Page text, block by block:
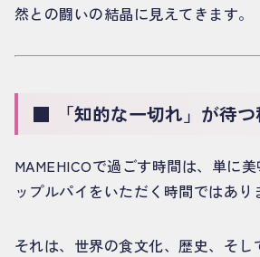
然との闘いの結晶に見えてきます。
■ 「知的な一切れ」が待つ
MAMEHICOで過ごす時間は、単に
ップルパイをいただく時間ではあり
それは、世界の食文化、歴史、そ